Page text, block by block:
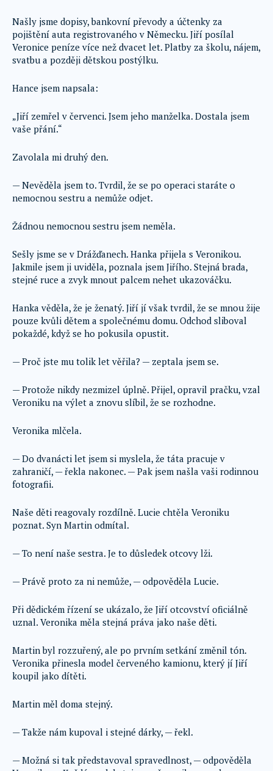
Našly jsme dopisy, bankovní převody a účtenky za
pojištění auta registrovaného v Německu. Jiří posílal
Veronice peníze více než dvacet let. Platby za školu, nájem,
svatbu a později dětskou postýlku.
Hance jsem napsala:
„Jiří zemřel v červenci. Jsem jeho manželka. Dostala jsem
vaše přání.“
Zavolala mi druhý den.
— Nevěděla jsem to. Tvrdil, že se po operaci staráte o
nemocnou sestru a nemůže odjet.
Žádnou nemocnou sestru jsem neměla.
Sešly jsme se v Drážďanech. Hanka přijela s Veronikou.
Jakmile jsem ji uviděla, poznala jsem Jiřího. Stejná brada,
stejné ruce a zvyk mnout palcem nehet ukazováčku.
Hanka věděla, že je ženatý. Jiří jí však tvrdil, že se mnou žije
pouze kvůli dětem a společnému domu. Odchod sliboval
pokaždé, když se ho pokusila opustit.
— Proč jste mu tolik let věřila? — zeptala jsem se.
— Protože nikdy nezmizel úplně. Přijel, opravil pračku, vzal
Veroniku na výlet a znovu slíbil, že se rozhodne.
Veronika mlčela.
— Do dvanácti let jsem si myslela, že táta pracuje v
zahraničí, — řekla nakonec. — Pak jsem našla vaši rodinnou
fotografii.
Naše děti reagovaly rozdílně. Lucie chtěla Veroniku
poznat. Syn Martin odmítal.
— To není naše sestra. Je to důsledek otcovy lži.
— Právě proto za ni nemůže, — odpověděla Lucie.
Při dědickém řízení se ukázalo, že Jiří otcovství oficiálně
uznal. Veronika měla stejná práva jako naše děti.
Martin byl rozzuřený, ale po prvním setkání změnil tón.
Veronika přinesla model červeného kamionu, který jí Jiří
koupil jako dítěti.
Martin měl doma stejný.
— Takže nám kupoval i stejné dárky, — řekl.
— Možná si tak představoval spravedlnost, — odpověděla